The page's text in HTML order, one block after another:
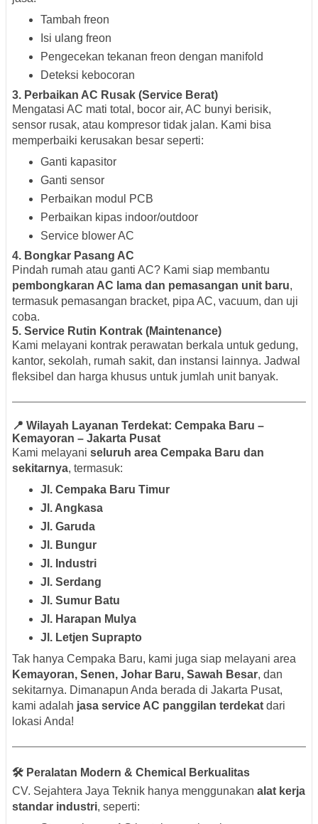
Tambah freon
Isi ulang freon
Pengecekan tekanan freon dengan manifold
Deteksi kebocoran
3. Perbaikan AC Rusak (Service Berat)
Mengatasi AC mati total, bocor air, AC bunyi berisik,
sensor rusak, atau kompresor tidak jalan. Kami bisa
memperbaiki kerusakan besar seperti:
Ganti kapasitor
Ganti sensor
Perbaikan modul PCB
Perbaikan kipas indoor/outdoor
Service blower AC
4. Bongkar Pasang AC
Pindah rumah atau ganti AC? Kami siap membantu
pembongkaran AC lama dan pemasangan unit baru,
termasuk pemasangan bracket, pipa AC, vacuum, dan uji
coba.
5. Service Rutin Kontrak (Maintenance)
Kami melayani kontrak perawatan berkala untuk gedung,
kantor, sekolah, rumah sakit, dan instansi lainnya. Jadwal
fleksibel dan harga khusus untuk jumlah unit banyak.
📍 Wilayah Layanan Terdekat: Cempaka Baru –
Kemayoran – Jakarta Pusat
Kami melayani seluruh area Cempaka Baru dan
sekitarnya, termasuk:
Jl. Cempaka Baru Timur
Jl. Angkasa
Jl. Garuda
Jl. Bungur
Jl. Industri
Jl. Serdang
Jl. Sumur Batu
Jl. Harapan Mulya
Jl. Letjen Suprapto
Tak hanya Cempaka Baru, kami juga siap melayani area
Kemayoran, Senen, Johar Baru, Sawah Besar, dan
sekitarnya. Dimanapun Anda berada di Jakarta Pusat,
kami adalah jasa service AC panggilan terdekat dari
lokasi Anda!
🛠️ Peralatan Modern & Chemical Berkualitas
CV. Sejahtera Jaya Teknik hanya menggunakan alat kerja
standar industri, seperti: